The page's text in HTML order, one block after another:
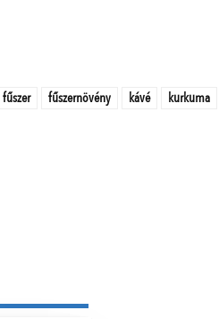
fűszer fűszernövény kávé kurkuma